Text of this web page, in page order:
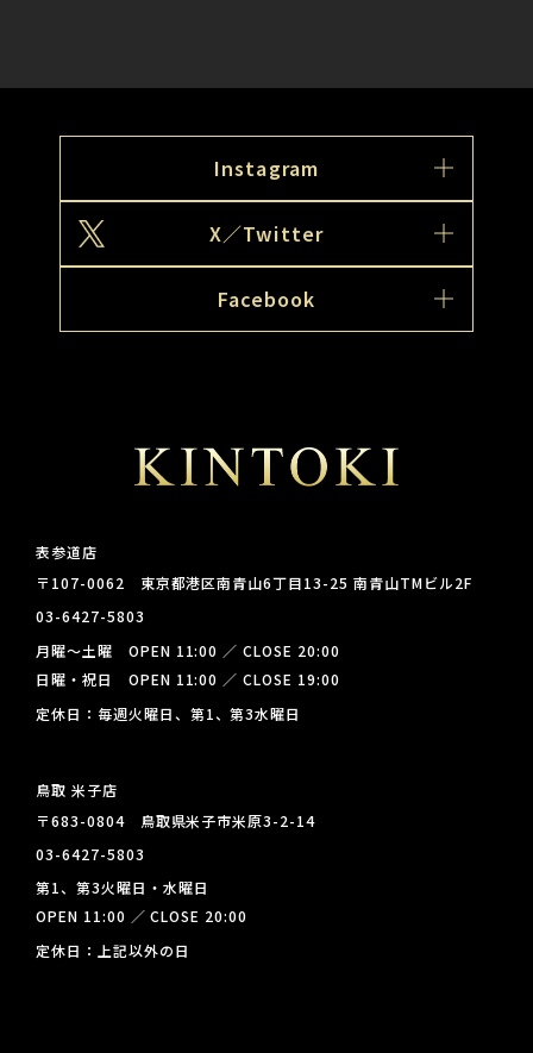
Instagram
X／Twitter
Facebook
表参道店
〒107-0062 東京都港区南青山6丁目13-25 南青山TMビル2F
03-6427-5803
月曜～土曜 OPEN 11:00 ／ CLOSE 20:00
日曜・祝日 OPEN 11:00 ／ CLOSE 19:00
定休日：毎週火曜日、第1、第3水曜日
鳥取 米子店
〒683-0804 鳥取県米子市米原3-2-14
03-6427-5803
第1、第3火曜日・水曜日
OPEN 11:00 ／ CLOSE 20:00
定休日：上記以外の日